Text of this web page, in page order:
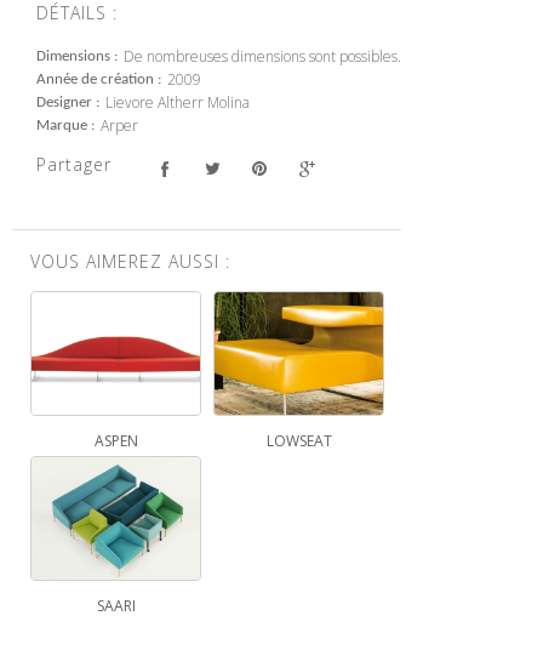
DÉTAILS :
Dimensions De nombreuses dimensions sont possibles.
Année de création 2009
Designer Lievore Altherr Molina
Marque Arper
Partager
VOUS AIMEREZ AUSSI :
ASPEN LOWSEAT
SAARI